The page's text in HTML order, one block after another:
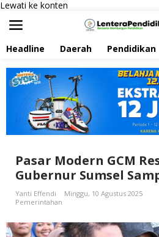
Lewati ke konten
Headline Daerah Pendidikan
Pasar Modern GCM
Gubernur Sumsel
Yanti Effendi
Minggu, 10 Agustus 2025
Pemerintahan